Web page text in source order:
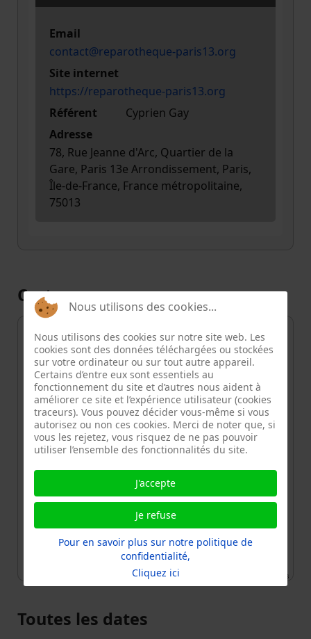
Email
contact@reparotheque-paris13.org
Site internet
https://reparotheque-paris13.org
Référent
Cyprien Gay
Adresse
78, Rue Jeanne d'Arc, Quartier de la
Gare, Paris 13e Arrondissement, Paris,
Île-de-France, France métropolitaine,
75013
Carte
+
−
Leaflet contributors
Toutes les dates
Nous utilisons des cookies...
Nous utilisons des cookies sur notre site web. Les
cookies sont des données téléchargées ou stockées
sur votre ordinateur ou sur tout autre appareil.
Certains d’entre eux sont essentiels au
fonctionnement du site et d’autres nous aident à
améliorer ce site et l’expérience utilisateur (cookies
traceurs). Vous pouvez décider vous-même si vous
autorisez ou non ces cookies. Merci de noter que, si
vous les rejetez, vous risquez de ne pas pouvoir
utiliser l’ensemble des fonctionnalités du site.
J'accepte
Je refuse
Pour en savoir plus sur notre politique de
confidentialité,
Cliquez ici